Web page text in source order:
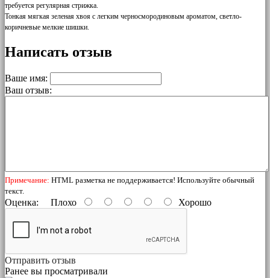
требуется регулярная стрижка.
Тонкая мягкая зеленая хвоя с легким черносмородиновым ароматом, светло-
коричневые мелкие шишки.
Написать отзыв
Ваше имя:
Ваш отзыв:
Примечание: HTML разметка не поддерживается! Используйте обычный
текст.
Оценка: Плохо Хорошо
Отправить отзыв
Ранее вы просматривали